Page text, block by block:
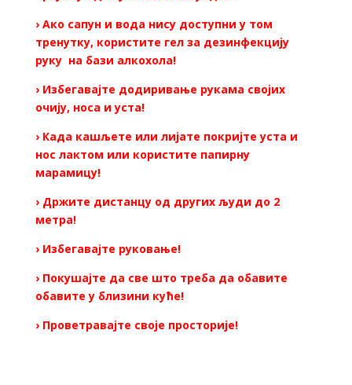
› Ако сапун и вода нису доступни у том
тренутку, користите гел за дезинфекцију
руку на бази алкохола!
› Избегавајте додиривање рукама својих
очију, носа и уста!
› Када кашљете или лијате покријте уста и
нос лактом или користите папирну
марамицу!
› Држите дистанцу од других људи до 2
метра!
› Избегавајте руковање!
› Покушајте да све што треба да обавите
обавите у близини куће!
› Проветравајте своје просторије!